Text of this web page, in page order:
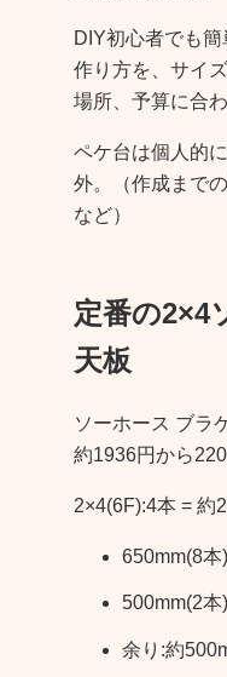
DIY初心者でも
作り方を、サイ
場所、予算に合
ペケ台は個人的
外。（作成まで
など）
定番の2×4
天板
ソーホース ブラ
約1936円から
2×4(6F):4本 = 約
650mm(8本)
500mm(2本)
余り:約